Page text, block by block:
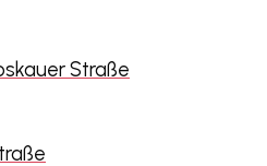
Straße